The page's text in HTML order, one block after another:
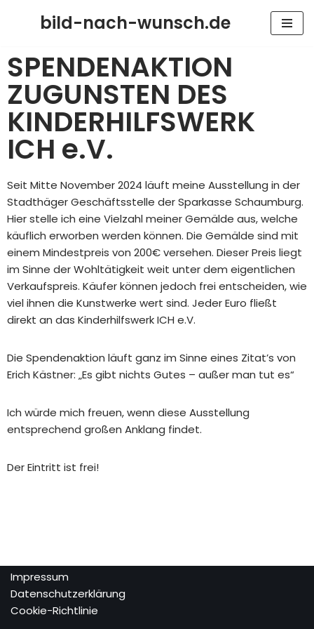
Inhalt
springen
bild-nach-wunsch.de
SPENDENAKTION
ZUGUNSTEN DES
KINDERHILFSWERK
ICH e.V.
Seit Mitte November 2024 läuft meine Ausstellung in der
Stadthäger Geschäftsstelle der Sparkasse Schaumburg.
Hier stelle ich eine Vielzahl meiner Gemälde aus, welche
käuflich erworben werden können. Die Gemälde sind mit
einem Mindestpreis von 200€ versehen. Dieser Preis liegt
im Sinne der Wohltätigkeit weit unter dem eigentlichen
Verkaufspreis. Käufer können jedoch frei entscheiden, wie
viel ihnen die Kunstwerke wert sind. Jeder Euro fließt
direkt an das Kinderhilfswerk ICH e.V.
Die Spendenaktion läuft ganz im Sinne eines Zitat’s von
Erich Kästner: „Es gibt nichts Gutes – außer man tut es“
Ich würde mich freuen, wenn diese Ausstellung
entsprechend großen Anklang findet.
Der Eintritt ist frei!
Impressum
Datenschutzerklärung
Cookie-Richtlinie